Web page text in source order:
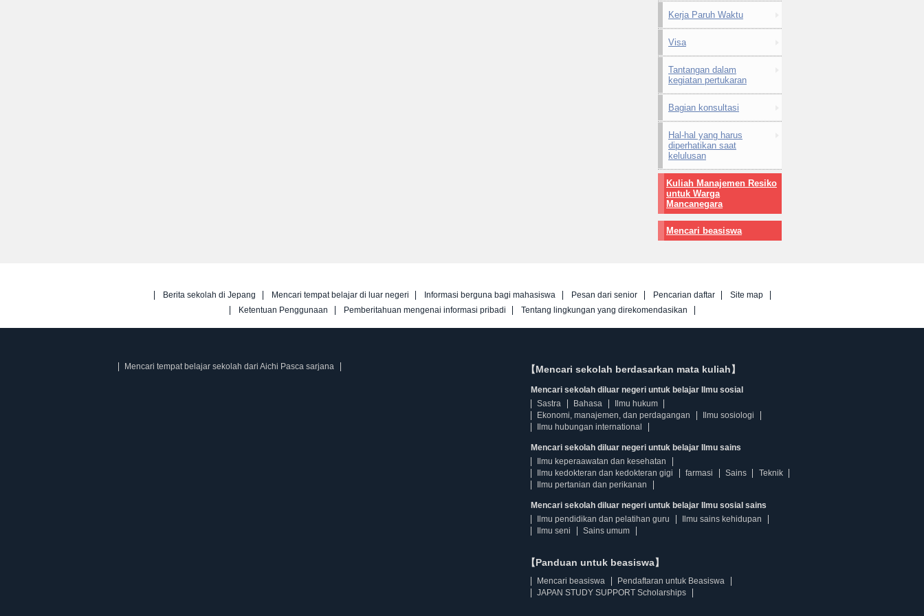
Kerja Paruh Waktu
Visa
Tantangan dalam
kegiatan pertukaran
Bagian konsultasi
Hal-hal yang harus
diperhatikan saat
kelulusan
Kuliah Manajemen Resiko
untuk Warga
Mancanegara
Mencari beasiswa
Berita sekolah di Jepang Mencari tempat belajar di luar negeri Informasi berguna bagi mahasiswa Pesan dari senior Pencarian daftar
Site map
Ketentuan Penggunaan
Pemberitahuan mengenai informasi pribadi Tentang lingkungan yang direkomendasikan
Mencari tempat belajar sekolah dari Aichi Pasca sarjana 【Mencari sekolah berdasarkan mata kuliah】
Mencari sekolah diluar negeri untuk belajar Ilmu sosial
Sastra
Bahasa
Ilmu hukum
Ekonomi, manajemen, dan perdagangan
Ilmu sosiologi
Ilmu hubungan international
Mencari sekolah diluar negeri untuk belajar Ilmu sains
Ilmu keperaawatan dan kesehatan
Ilmu kedokteran dan kedokteran gigi
farmasi Sains
Teknik
Ilmu pertanian dan perikanan
Mencari sekolah diluar negeri untuk belajar Ilmu sosial sains
Ilmu pendidikan dan pelatihan guru
Ilmu sains kehidupan
Ilmu seni
Sains umum
【Panduan untuk beasiswa】
Mencari beasiswa
Pendaftaran untuk Beasiswa
JAPAN STUDY SUPPORT Scholarships